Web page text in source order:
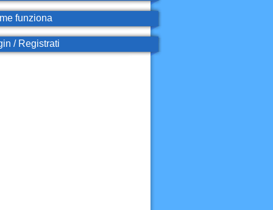
funziona
/ Registrati